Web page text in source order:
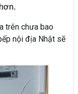
trên chưa bao
nội địa Nhật sẽ